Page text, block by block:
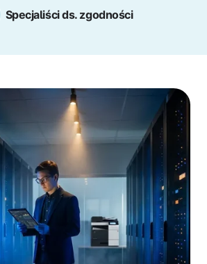
Specjaliści ds. zgodności